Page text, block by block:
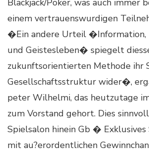
Blackjack/Poker, was auch immer
einem vertrauenswurdigen
�Ein andere Urteil �Information,
und Geistesleben� spiegelt
zukunftsorientierten Methode ihr
Gesellschaftsstruktur wider�,
peter Wilhelmi, das heutzutage
zum Vorstand gehort. Dies
Spielsalon hinein Gb �
mit au?erordentlichen